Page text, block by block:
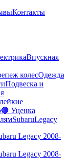
Контакты
Впускная
колесОдежда
Подвеска и
🔴 Уценка
SubaruLegacy